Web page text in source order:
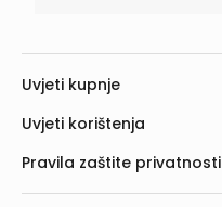
Uvjeti kupnje
Uvjeti korištenja
Pravila zaštite privatnosti